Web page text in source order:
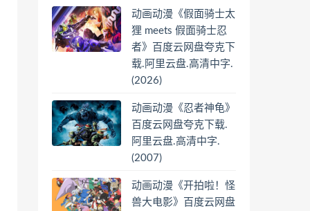
动画动漫《假面骑士太
狸 meets 假面骑士忍
者》百度云网盘夸克下
载.阿里云盘.高清中字.
(2026)
动画动漫《忍者神龟》
百度云网盘夸克下载.
阿里云盘.高清中字.
(2007)
动画动漫《开拍啦！怪
兽大电影》百度云网盘